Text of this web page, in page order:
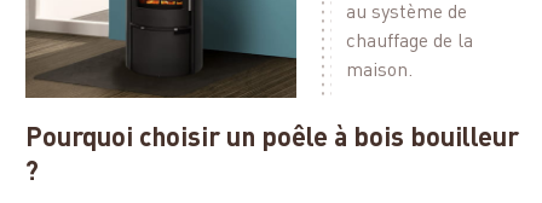
au système de
chauffage de la
maison.
Pourquoi choisir un poêle à bois bouilleur
?